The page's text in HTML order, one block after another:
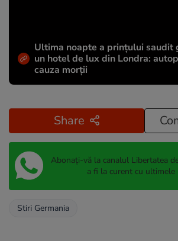
Ultima noapte a prințului saudit
un hotel de lux din Londra:
cauza morții
Share
Abonați-vă la canalul Libertatea
a fi la curent cu ultimele
Stiri Germania